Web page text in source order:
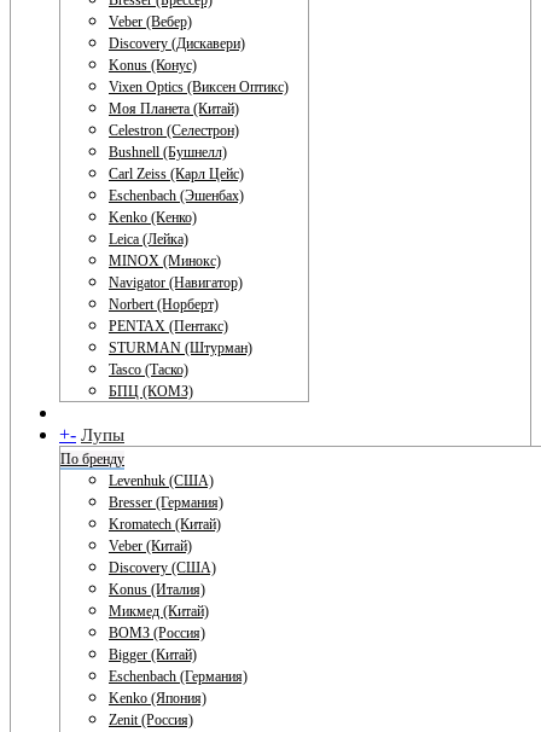
Veber (Вебер)
Discovery (Дискавери)
Konus (Конус)
Vixen Optics (Виксен Оптикс)
Моя Планета (Китай)
Celestron (Селестрон)
Bushnell (Бушнелл)
Carl Zeiss (Карл Цейс)
Eschenbach (Эшенбах)
Kenko (Кенко)
Leica (Лейка)
MINOX (Минокс)
Navigator (Навигатор)
Norbert (Норберт)
PENTAX (Пентакс)
STURMAN (Штурман)
Tasco (Таско)
БПЦ (КОМЗ)
+- Лупы
По бренду
Levenhuk (США)
Bresser (Германия)
Kromatech (Китай)
Veber (Китай)
Discovery (США)
Konus (Италия)
Микмед (Китай)
ВОМЗ (Россия)
Bigger (Китай)
Eschenbach (Германия)
Kenko (Япония)
Zenit (Россия)